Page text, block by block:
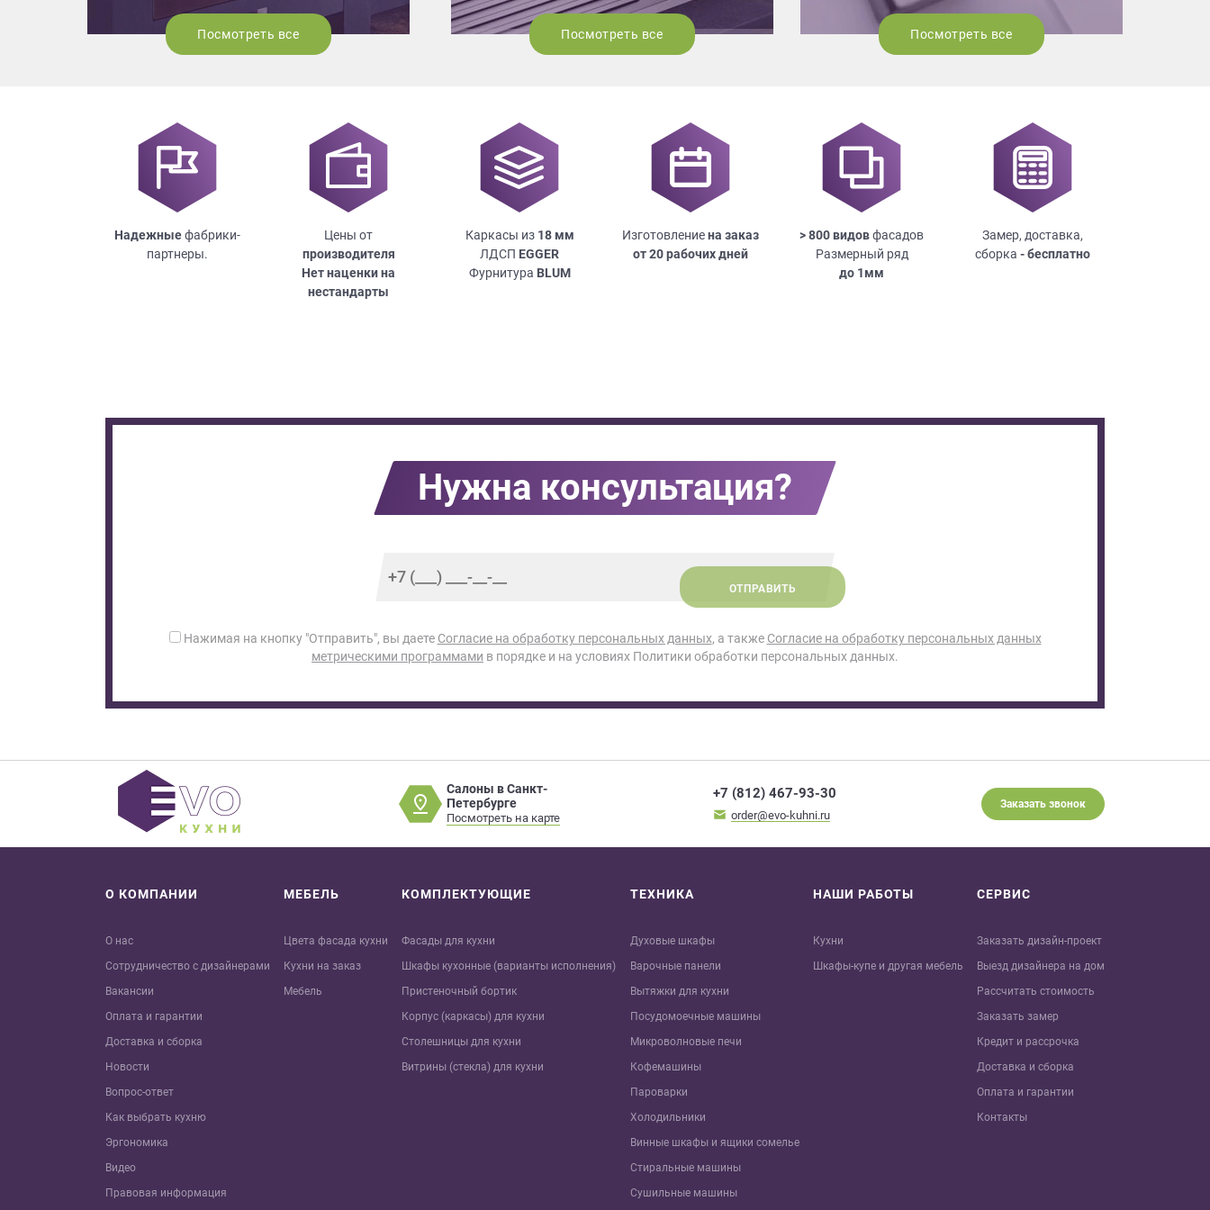
Посмотреть все Посмотреть все Посмотреть все
Надежныефабрики-
партнеры.
Цены от
производителя
Нет наценки на
нестандарты
Каркасы из 18мм
ЛДСП EGGER
Фурнитура BLUM
Изготовлениена заказ
от 20 рабочих дней
> 800 видовфасадов
Размерный ряд
до 1мм
Замер, доставка,
сборка - бесплатно
Нужна консультация?
ОТПРАВИТЬ
Нажимая на кнопку "Отправить", вы даете Согласие на обработку персональных данных, а также Согласие на обработку персональных данных
метрическими программами в порядке и на условиях Политики обработки персональных данных.
Салоны в Санкт-
Петербурге
Посмотреть на карте
+7 (812) 467-93-30
order@evo-kuhni.ru
Заказать звонок
О КОМПАНИИ
О нас
Сотрудничество с дизайнерами
Вакансии
Оплата и гарантии
Доставка и сборка
Новости
Вопрос-ответ
Как выбрать кухню
Эргономика
Видео
Правовая информация
МЕБЕЛЬ
Цвета фасада кухни
Кухни на заказ
Мебель
КОМПЛЕКТУЮЩИЕ
Фасады для кухни
Шкафы кухонные (варианты исполнения)
Пристеночный бортик
Корпус (каркасы) для кухни
Столешницы для кухни
Витрины (стекла) для кухни
ТЕХНИКА
Духовые шкафы
Варочные панели
Вытяжки для кухни
Посудомоечные машины
Микроволновые печи
Кофемашины
Пароварки
Холодильники
Винные шкафы и ящики сомелье
Стиральные машины
Сушильные машины
НАШИ РАБОТЫ
Кухни
Шкафы-купе и другая мебель
СЕРВИС
Заказать дизайн-проект
Выезд дизайнера на дом
Рассчитать стоимость
Заказать замер
Кредит и рaссрочка
Доставка и сборка
Оплата и гарантии
Контакты